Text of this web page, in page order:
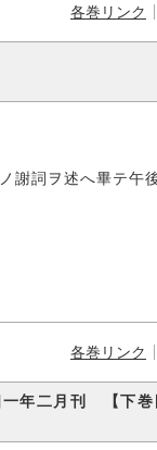
各巻リンク
謝詞ヲ述へ畢テ午
各巻リンク
年二月刊 【下